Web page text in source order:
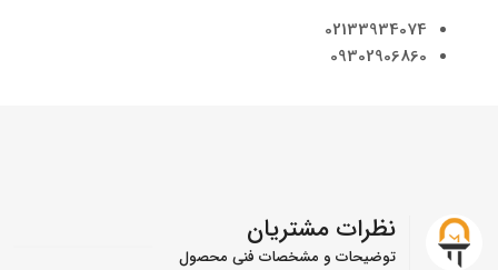
02133934074
09302906860
نظرات مشتریان
توضیحات و مشخصات فنی محصول